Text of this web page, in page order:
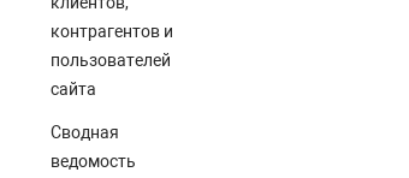
контрагентов и
пользователей
сайта
Сводная
ведомость